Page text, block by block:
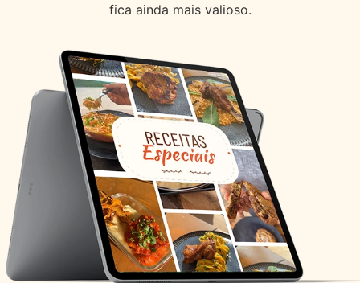
fica ainda mais valioso.